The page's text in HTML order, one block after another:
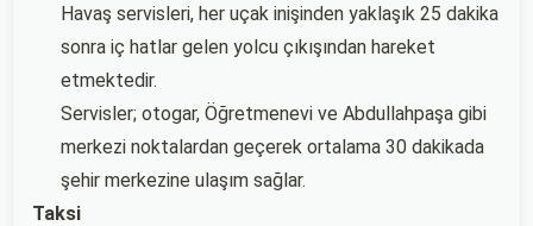
Havaş servisleri, her uçak inişinden yaklaşık 25 dakika
sonra iç hatlar gelen yolcu çıkışından hareket
etmektedir.
Servisler; otogar, Öğretmenevi ve Abdullahpaşa gibi
merkezi noktalardan geçerek ortalama 30 dakikada
şehir merkezine ulaşım sağlar.
Taksi